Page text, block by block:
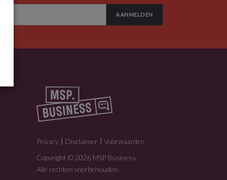
AANMELDEN
Privacy Disclaimer
Voorwaarden
Copyright © 2026 MSP Business.
Alle rechten voorbehouden.